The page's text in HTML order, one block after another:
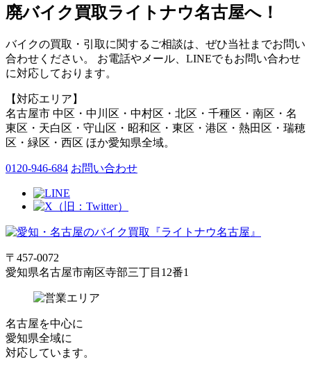
廃バイク買取ライトナウ名古屋へ！
バイクの買取・引取に関するご相談は、ぜひ当社までお問い
合わせください。 お電話やメール、LINEでもお問い合わせ
に対応しております。
【対応エリア】
名古屋市 中区・中川区・中村区・北区・千種区・南区・名
東区・天白区・守山区・昭和区・東区・港区・熱田区・瑞穂
区・緑区・西区 ほか愛知県全域。
0120-946-684 お問い合わせ
〒457-0072
愛知県名古屋市南区寺部三丁目12番1
名古屋を中心に
愛知県全域に
対応しています。